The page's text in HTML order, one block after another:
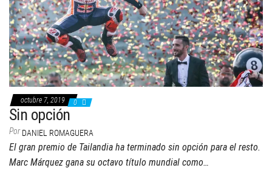
octubre 7, 2019 0
Sin opción
Por DANIEL ROMAGUERA
El gran premio de Tailandia ha terminado sin opción para el resto.
Marc Márquez gana su octavo título mundial como…